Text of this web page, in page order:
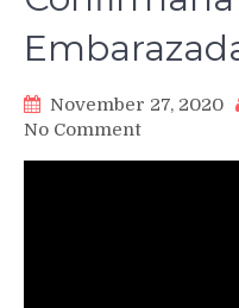
November 27, 2020
No Commenton